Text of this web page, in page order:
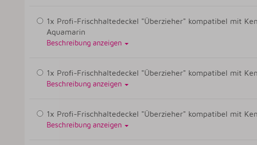
1x Profi-Frischhaltedeckel "Überzieher" kompatibel mit
Aquamarin
Beschreibung anzeigen
1x Profi-Frischhaltedeckel "Überzieher" kompatibel mit
Beschreibung anzeigen
1x Profi-Frischhaltedeckel "Überzieher" kompatibel mit
Beschreibung anzeigen